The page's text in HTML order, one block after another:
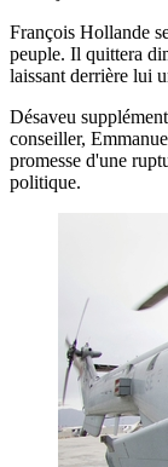
François Hollande
peuple. Il quittera
laissant derrière lui
Désaveu
conseiller,
promesse d'une
politique.